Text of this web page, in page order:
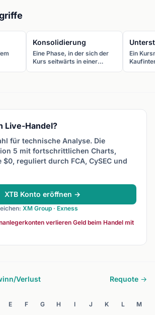
Konsolidierung
Eine Phase, in der sich der
Kurs seitwärts in einer
pausiert.
Ein
Live-Handel?
für technische Analyse. Die
5 mit fortschrittlichen Charts,
$0, reguliert durch FCA, CySEC und
XTB Konto eröffnen →
XM Group · Exness
verlieren Geld beim Handel mit
Verlust Requote →
E F G H I J K L M